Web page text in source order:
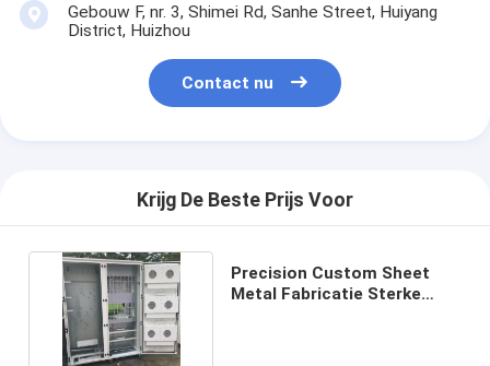
Gebouw F, nr. 3, Shimei Rd, Sanhe Street, Huiyang
District, Huizhou
Contact nu
Krijg De Beste Prijs Voor
Precision Custom Sheet
Metal Fabricatie Sterke